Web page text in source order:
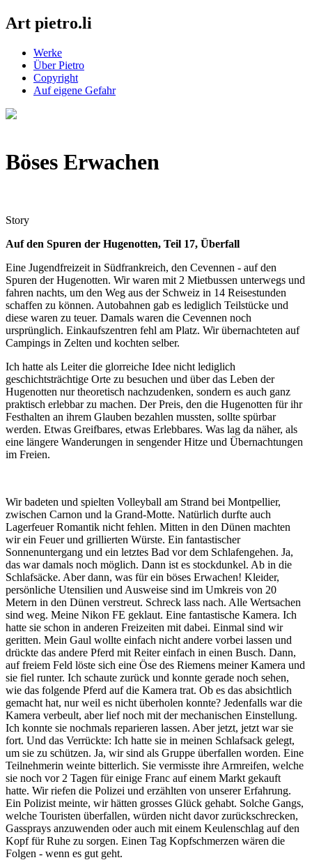
Art pietro.li
Werke
Über Pietro
Copyright
Auf eigene Gefahr
Böses Erwachen
Story
Auf den Spuren der Hugenotten, Teil 17, Überfall
Eine Jugendfreizeit in Südfrankreich, den Cevennen - auf den
Spuren der Hugenotten. Wir waren mit 2 Mietbussen unterwegs und
fahren nachts, um den Weg aus der Schweiz in 14 Reisestunden
schaffen zu können. Autobahnen gab es lediglich Teilstücke und
diese waren zu teuer. Damals waren die Cevennen noch
ursprünglich. Einkaufszentren fehl am Platz. Wir übernachteten auf
Campings in Zelten und kochten selber.
Ich hatte als Leiter die glorreiche Idee nicht lediglich
geschichtsträchtige Orte zu besuchen und über das Leben der
Hugenotten nur theoretisch nachzudenken, sondern es auch ganz
praktisch erlebbar zu machen. Der Preis, den die Hugenotten für ihr
Festhalten an ihrem Glauben bezahlen mussten, sollte spürbar
werden. Etwas Greifbares, etwas Erlebbares. Was lag da näher, als
eine längere Wanderungen in sengender Hitze und Übernachtungen
im Freien.
Wir badeten und spielten Volleyball am Strand bei Montpellier,
zwischen Carnon und la Grand-Motte. Natürlich durfte auch
Lagerfeuer Romantik nicht fehlen. Mitten in den Dünen machten
wir ein Feuer und grillierten Würste. Ein fantastischer
Sonnenuntergang und ein letztes Bad vor dem Schlafengehen. Ja,
das war damals noch möglich. Dann ist es stockdunkel. Ab in die
Schlafsäcke. Aber dann, was für ein böses Erwachen! Kleider,
persönliche Utensilien und Ausweise sind im Umkreis von 20
Metern in den Dünen verstreut. Schreck lass nach. Alle Wertsachen
sind weg. Meine Nikon FE geklaut. Eine fantastische Kamera. Ich
hatte sie schon in anderen Freizeiten mit dabei. Einmal sind wir
geritten. Mein Gaul wollte einfach nicht andere vorbei lassen und
drückte das andere Pferd mit Reiter einfach in einen Busch. Dann,
auf freiem Feld löste sich eine Öse des Riemens meiner Kamera und
sie fiel runter. Ich schaute zurück und konnte gerade noch sehen,
wie das folgende Pferd auf die Kamera trat. Ob es das absichtlich
gemacht hat, nur weil es nicht überholen konnte? Jedenfalls war die
Kamera verbeult, aber lief noch mit der mechanischen Einstellung.
Ich konnte sie nochmals reparieren lassen. Aber jetzt, jetzt war sie
fort. Und das Verrückte: Ich hatte sie in meinen Schlafsack gelegt,
um sie zu schützen. Ja, wir sind als Gruppe überfallen worden. Eine
Teilnehmerin weinte bitterlich. Sie vermisste ihre Armreifen, welche
sie noch vor 2 Tagen für einige Franc auf einem Markt gekauft
hatte. Wir riefen die Polizei und erzählten von unserer Erfahrung.
Ein Polizist meinte, wir hätten grosses Glück gehabt. Solche Gangs,
welche Touristen überfallen, würden nicht davor zurückschrecken,
Gassprays anzuwenden oder auch mit einem Keulenschlag auf den
Kopf für Ruhe zu sorgen. Einen Tag Kopfschmerzen wären die
Folgen - wenn es gut geht.